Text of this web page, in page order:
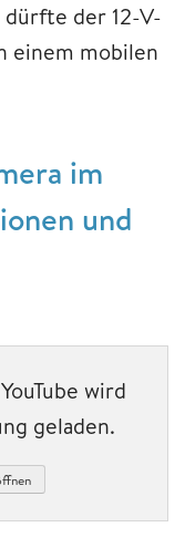
der 12-V-
einem mobilen
im
und
wird
geladen.